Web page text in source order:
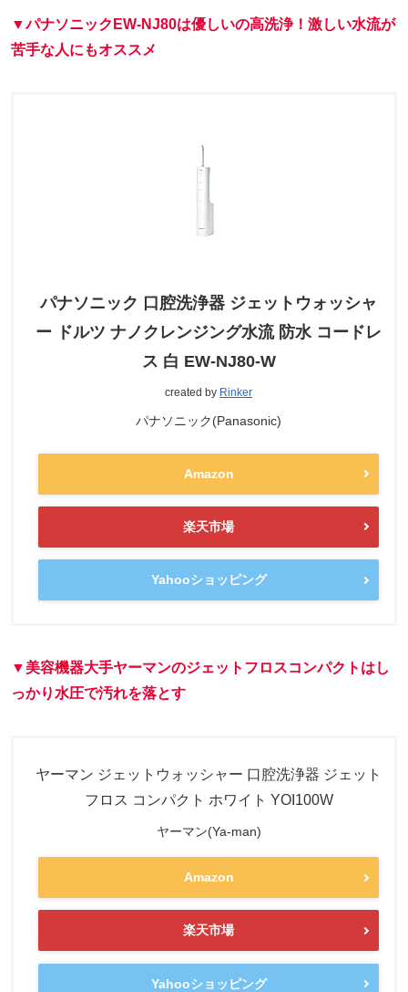
▼パナソニック EW-NJ80は優しいの高洗浄！激しい水流が
苦手な人にもオススメ
パナソニック 口腔洗浄器 ジェットウォッシャ
ー ドルツ ナノクレンジング水流 防水 コードレ
ス 白 EW-NJ80-W
created by Rinker
パナソニック(Panasonic)
Amazon
楽天市場
Yahooショッピング
▼美容機器大手ヤーマンのジェットフロスコンパクトはし
っかり水圧で汚れを落とす
ヤーマン ジェットウォッシャー 口腔洗浄器 ジェット
フロス コンパクト ホワイト YOI100W
ヤーマン(Ya-man)
Amazon
楽天市場
Yahooショッピング